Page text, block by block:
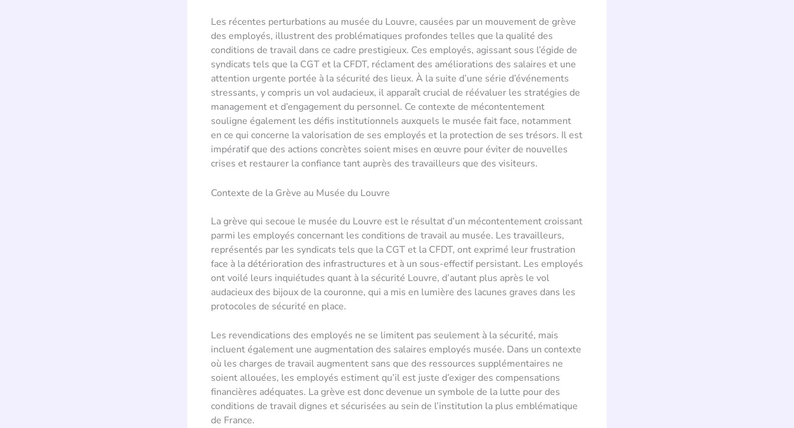
Les récentes perturbations au musée du Louvre, causées par un mouvement de grève
des employés, illustrent des problématiques profondes telles que la qualité des
conditions de travail dans ce cadre prestigieux. Ces employés, agissant sous l’égide de
syndicats tels que la CGT et la CFDT, réclament des améliorations des salaires et une
attention urgente portée à la sécurité des lieux. À la suite d’une série d’événements
stressants, y compris un vol audacieux, il apparaît crucial de réévaluer les stratégies de
management et d’engagement du personnel. Ce contexte de mécontentement
souligne également les défis institutionnels auxquels le musée fait face, notamment
en ce qui concerne la valorisation de ses employés et la protection de ses trésors. Il est
impératif que des actions concrètes soient mises en œuvre pour éviter de nouvelles
crises et restaurer la confiance tant auprès des travailleurs que des visiteurs.
Contexte de la Grève au Musée du Louvre
La grève qui secoue le musée du Louvre est le résultat d’un mécontentement croissant
parmi les employés concernant les conditions de travail au musée. Les travailleurs,
représentés par les syndicats tels que la CGT et la CFDT, ont exprimé leur frustration
face à la détérioration des infrastructures et à un sous-effectif persistant. Les employés
ont voilé leurs inquiétudes quant à la sécurité Louvre, d’autant plus après le vol
audacieux des bijoux de la couronne, qui a mis en lumière des lacunes graves dans les
protocoles de sécurité en place.
Les revendications des employés ne se limitent pas seulement à la sécurité, mais
incluent également une augmentation des salaires employés musée. Dans un contexte
où les charges de travail augmentent sans que des ressources supplémentaires ne
soient allouées, les employés estiment qu’il est juste d’exiger des compensations
financières adéquates. La grève est donc devenue un symbole de la lutte pour des
conditions de travail dignes et sécurisées au sein de l’institution la plus emblématique
de France.